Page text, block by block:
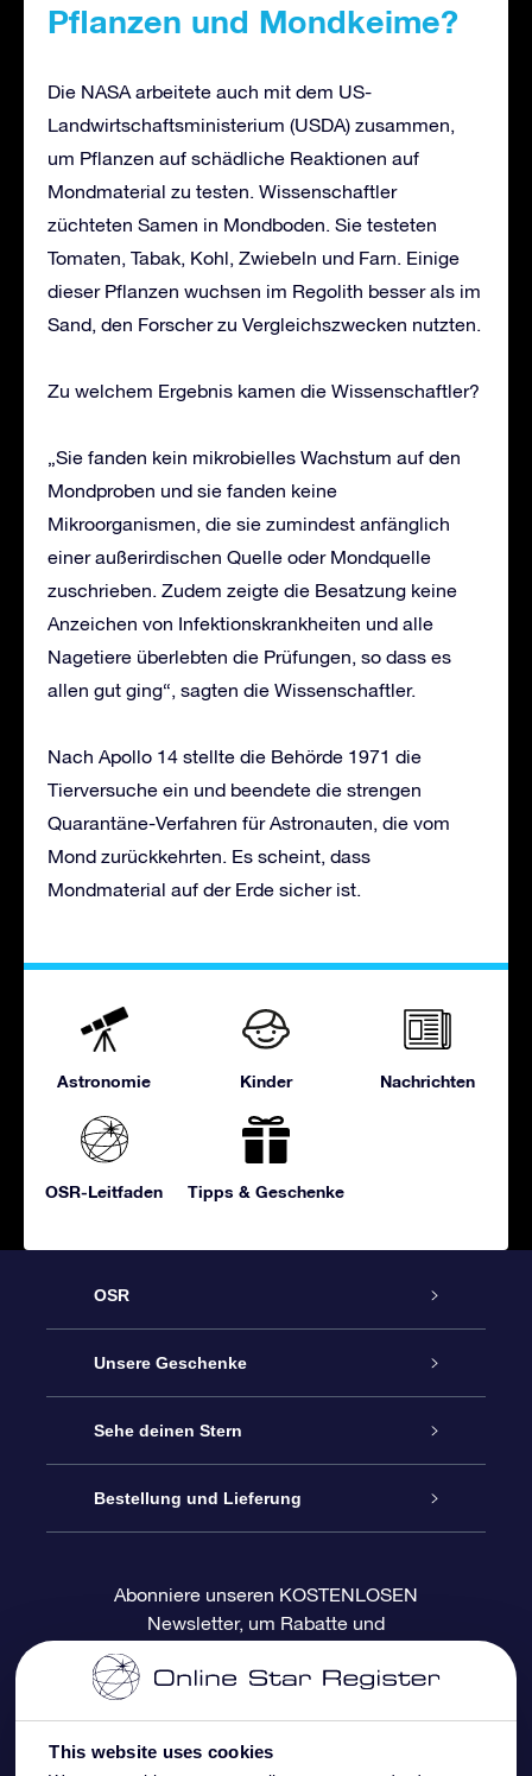
This website uses cookies
Pflanzen und Mondkeime?
Die NASA arbeitete auch mit dem US-
Landwirtschaftsministerium (USDA) zusammen,
um Pflanzen auf schädliche Reaktionen auf
Mondmaterial zu testen. Wissenschaftler
züchteten Samen in Mondboden. Sie testeten
Tomaten, Tabak, Kohl, Zwiebeln und Farn. Einige
dieser Pflanzen wuchsen im Regolith besser als im
Sand, den Forscher zu Vergleichszwecken nutzten.
Zu welchem ​​Ergebnis kamen die Wissenschaftler?
„Sie fanden kein mikrobielles Wachstum auf den
Mondproben und sie fanden keine
Mikroorganismen, die sie zumindest anfänglich
einer außerirdischen Quelle oder Mondquelle
zuschrieben. Zudem zeigte die Besatzung keine
Anzeichen von Infektionskrankheiten und alle
Nagetiere überlebten die Prüfungen, so dass es
allen gut ging“, sagten die Wissenschaftler.
Nach Apollo 14 stellte die Behörde 1971 die
Tierversuche ein und beendete die strengen
Quarantäne-Verfahren für Astronauten, die vom
Mond zurückkehrten. Es scheint, dass
Mondmaterial auf der Erde sicher ist.
Astronomie Kinder Nachrichten
OSR-Leitfaden Tipps & Geschenke
OSR
Service
Kontakt
Blog
Bewertungen
Unsere Geschenke
Sterne schenken
OSR-Geschenkpaket
OSR-Geschenkgutschein
Firmengeschenke
Sehe deinen Stern
Sternregister
Personalisierte Sternseite
One Million Stars
OSR-Starsaver
Bestellung und Lieferung
Zahlungsinformationen
Versandinformationen
Rückgaberecht
Abonniere unseren KOSTENLOSEN
Newsletter, um Rabatte und